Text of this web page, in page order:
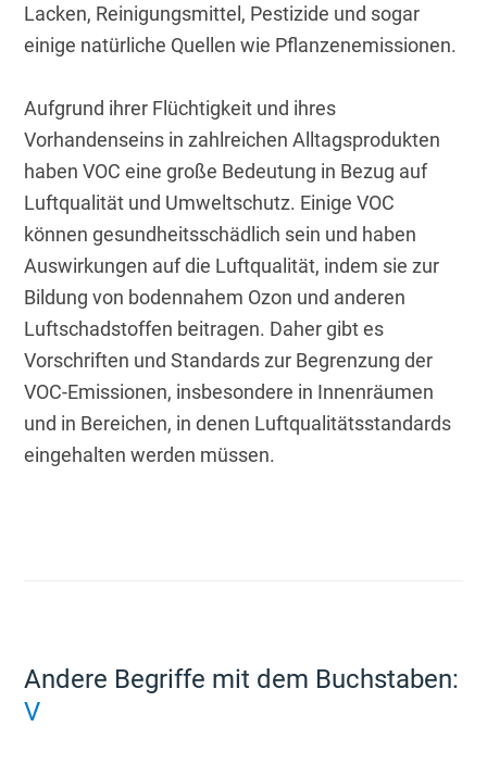
Lacken, Reinigungsmittel, Pestizide und sogar
einige natürliche Quellen wie Pflanzenemissionen.
Aufgrund ihrer Flüchtigkeit und ihres
Vorhandenseins in zahlreichen Alltagsprodukten
haben VOC eine große Bedeutung in Bezug auf
Luftqualität und Umweltschutz. Einige VOC
können gesundheitsschädlich sein und haben
Auswirkungen auf die Luftqualität, indem sie zur
Bildung von bodennahem Ozon und anderen
Luftschadstoffen beitragen. Daher gibt es
Vorschriften und Standards zur Begrenzung der
VOC-Emissionen, insbesondere in Innenräumen
und in Bereichen, in denen Luftqualitätsstandards
eingehalten werden müssen.
Andere Begriffe mit dem Buchstaben:
V